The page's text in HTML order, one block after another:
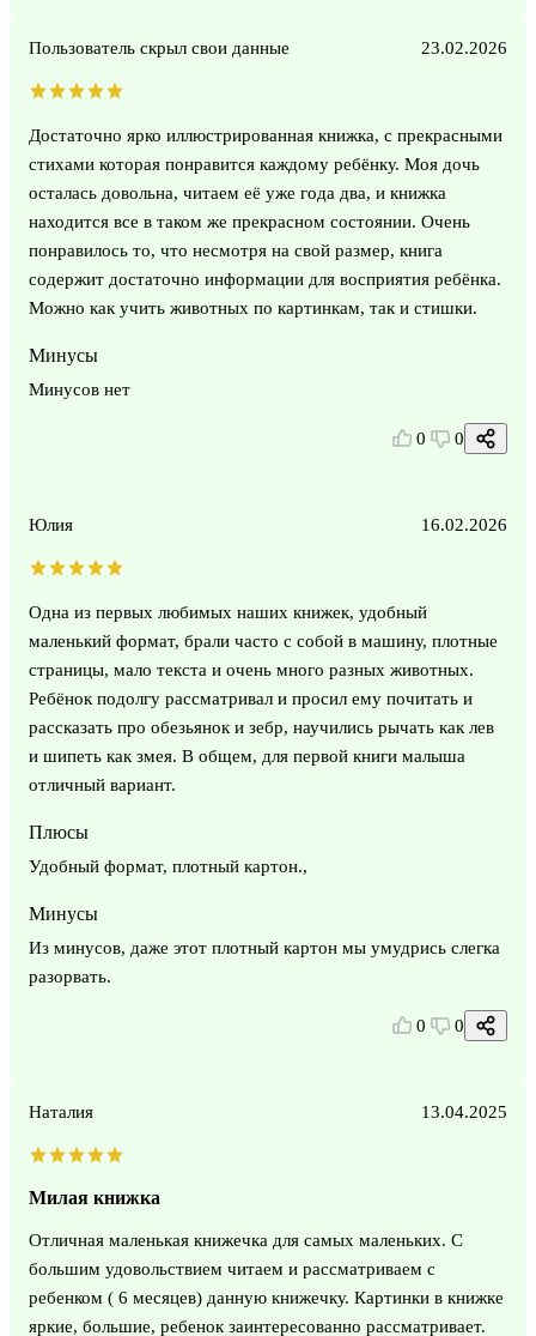
Пользователь скрыл свои данные 23.02.2026
Достаточно ярко иллюстрированная книжка, с прекрасными
стихами которая понравится каждому ребёнку. Моя дочь
осталась довольна, читаем её уже года два, и книжка
находится все в таком же прекрасном состоянии. Очень
понравилось то, что несмотря на свой размер, книга
содержит достаточно информации для восприятия ребёнка.
Можно как учить животных по картинкам, так и стишки.
Минусы
Минусов нет
0 0
Юлия 16.02.2026
Одна из первых любимых наших книжек, удобный
маленький формат, брали часто с собой в машину, плотные
страницы, мало текста и очень много разных животных.
Ребёнок подолгу рассматривал и просил ему почитать и
рассказать про обезьянок и зебр, научились рычать как лев
и шипеть как змея. В общем, для первой книги малыша
отличный вариант.
Плюсы
Удобный формат, плотный картон.,
Минусы
Из минусов, даже этот плотный картон мы умудрись слегка
разорвать.
0 0
Наталия 13.04.2025
Милая книжка
Отличная маленькая книжечка для самых маленьких. С
большим удовольствием читаем и рассматриваем с
ребенком ( 6 месяцев) данную книжечку. Картинки в книжке
яркие, большие, ребенок заинтересованно рассматривает.